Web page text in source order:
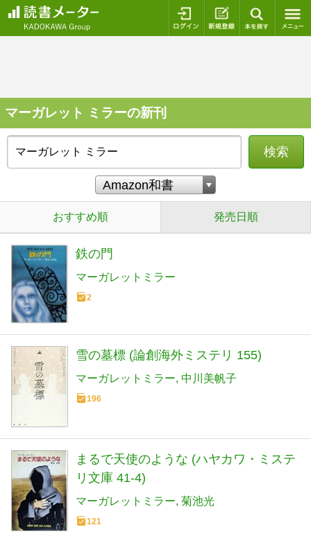
ログイン 新規登録
マーガレット ミラーの新刊
検索
おすすめ順 発売日順
鉄の門
マーガレットミラー
2
雪の墓標 (論創海外ミステリ 155)
マーガレットミラー 中川美帆子
196
まるで天使のような (ハヤカワ・ミステ
リ文庫 41-4)
マーガレットミラー 菊池光
121